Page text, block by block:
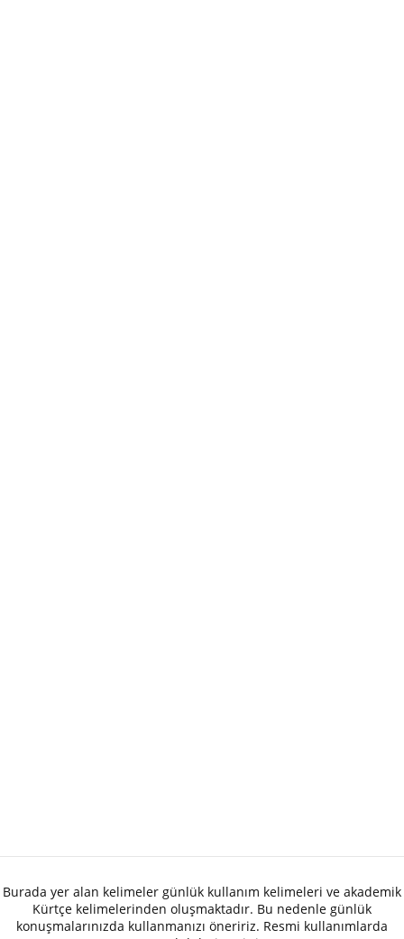
Burada yer alan kelimeler günlük kullanım kelimeleri ve akademik
Kürtçe kelimelerinden oluşmaktadır. Bu nedenle günlük
konuşmalarınızda kullanmanızı öneririz. Resmi kullanımlarda